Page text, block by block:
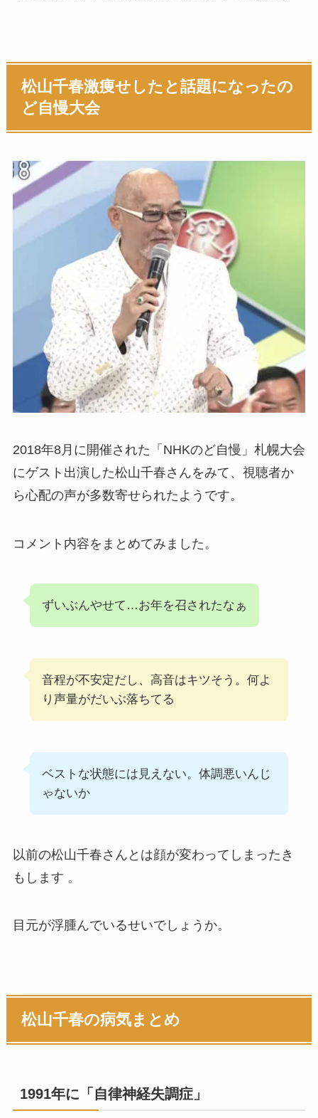
松山千春激痩せしたと話題になったの
ど自慢大会
2018年8月に開催された「NHKのど自慢」札幌大会
にゲスト出演した松山千春さんをみて、視聴者か
ら心配の声が多数寄せられたようです。
コメント内容をまとめてみました。
ずいぶんやせて…お年を召されたなぁ
音程が不安定だし、高音はキツそう。何よ
り声量がだいぶ落ちてる
ベストな状態には見えない。体調悪いんじ
ゃないか
以前の松山千春さんとは顔が変わってしまったき
もします 。
目元が浮腫んでいるせいでしょうか。
松山千春の病気まとめ
1991年に「自律神経失調症」